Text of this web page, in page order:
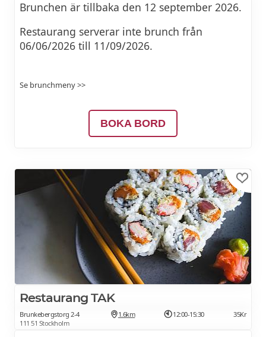
50%
75%
125%
Strg+F
Missbrauch melden
Tastenkombinationen
Strg+/
Mehr.
Öffnen mit
Brunchen är tillbaka den 12 september 2026.
Restaurang serverar inte brunch från
06/06/2026 till 11/09/2026.
Se brunchmeny >>
BOKA BORD
Restaurang TAK
Brunkebergstorg 2-4
111 51 Stockholm
1.6km 12:00-15:30 35Kr